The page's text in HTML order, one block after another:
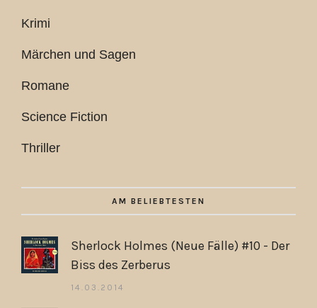
Krimi
Märchen und Sagen
Romane
Science Fiction
Thriller
AM BELIEBTESTEN
Sherlock Holmes (Neue Fälle) #10 - Der
Biss des Zerberus
14.03.2014